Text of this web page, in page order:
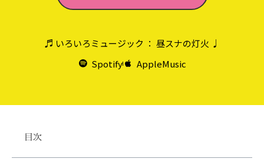
♬ いろいろミュージック ： 昼スナの灯火 ♩
Spotify
AppleMusic
目次